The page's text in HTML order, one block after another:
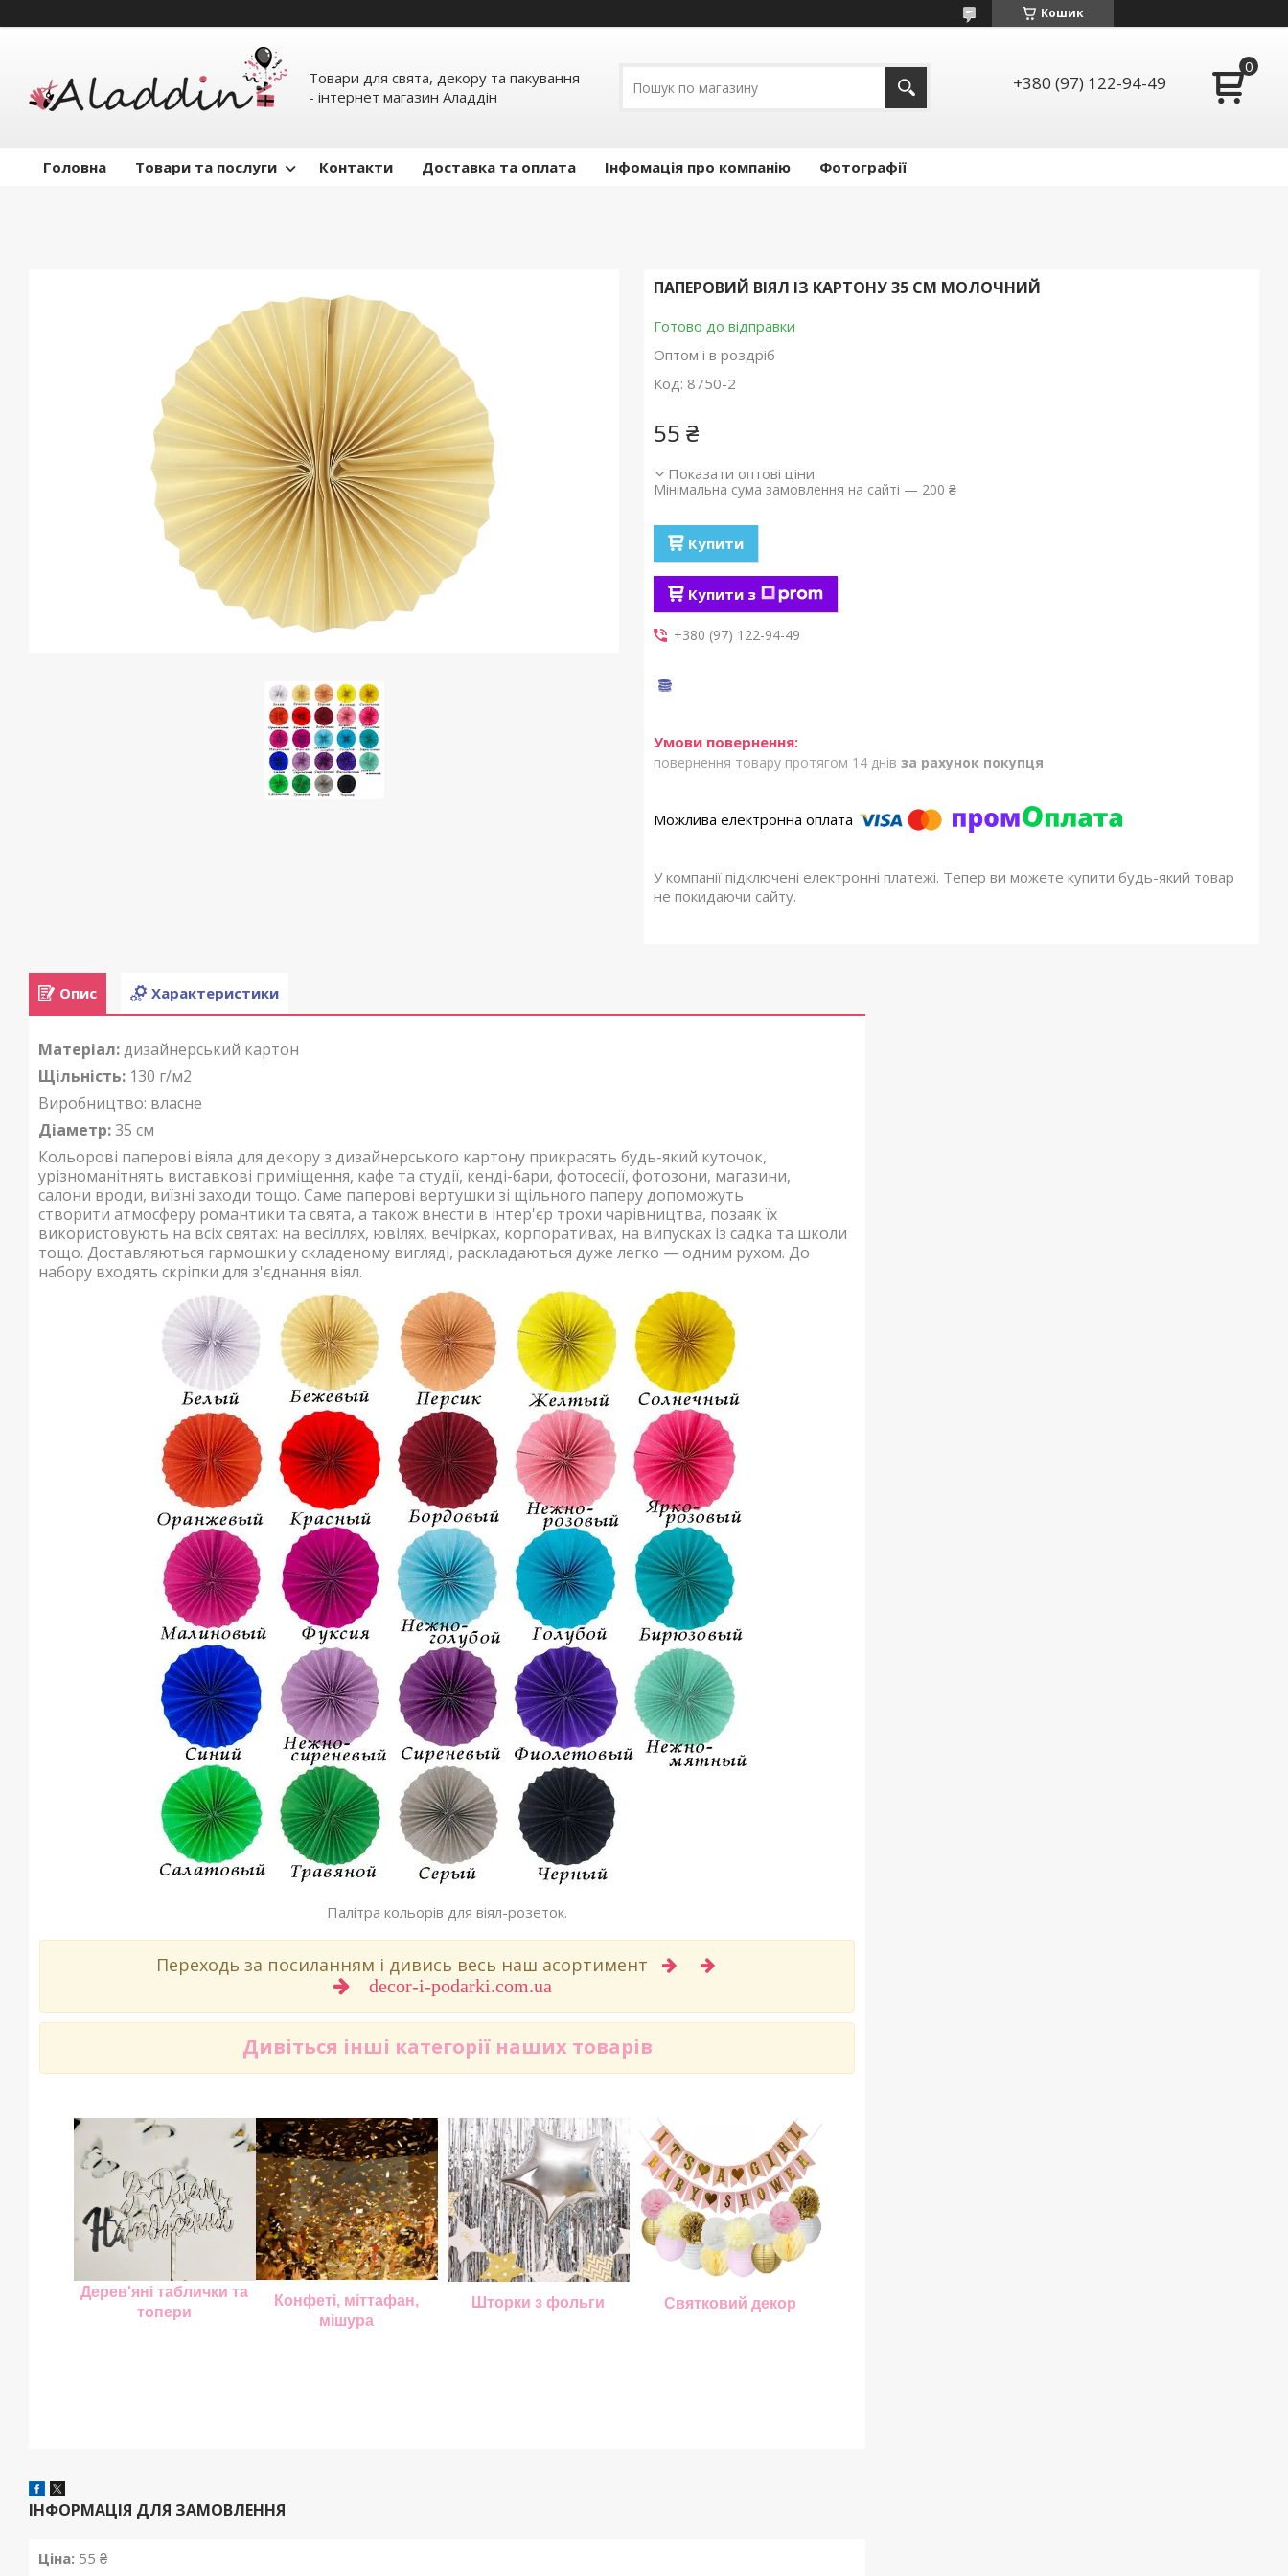
Кошик
Товари для свята, декору та пакування
- інтернет магазин Аладдін
+380 (97) 122-94-49
Головна Товари та послуги Контакти Доставка та оплата Інфомація про компанію Фотографії
ПАПЕРОВИЙ ВІЯЛ ІЗ КАРТОНУ 35 СМ МОЛОЧНИЙ
Готово до відправки
Оптом і в роздріб
Код: 8750-2
55 ₴
Показати оптові ціни
Мінімальна сума замовлення на сайті — 200 ₴
Купити
Купити з
+380 (97) 122-94-49
повернення товару протягом 14 днів за рахунок покупця
У компанії підключені електронні платежі. Тепер ви можете купити будь-який товар
не покидаючи сайту.
Опис Характеристики
Матеріал:дизайнерський картон
Щільність: 130 г/м2
Виробництво: власне
Діаметр:35 см
Кольорові паперові віяла для декору з дизайнерського картону прикрасять будь-який куточок,
урізноманітнять виставкові приміщення, кафе та студії, кенді-бари, фотосесії, фотозони, магазини,
салони вроди, виїзні заходи тощо. Саме паперові вертушки зі щільного паперудопоможуть
створити атмосферу романтики та свята, а також внести в інтер'єр трохи чарівництва, позаяк їх
використовують на всіх святах: на весіллях, ювілях, вечірках, корпоративах, на випусках із садка та школи
тощо. Доставляються гармошки у складеному вигляді, раскладаються дуже легко — одним рухом. До
набору входять скріпки для з'єднання віял.
Палітра кольорів для віял-розеток.
Переходь за посиланням і дивись весь наш асортимент
decor-i-podarki.com.ua
Дивіться інші категорії наших товарів
Дерев'яні таблички та
топери
Конфеті, міттафан,
мішура
Шторки з фольги Святковий декор
ІНФОРМАЦІЯ ДЛЯ ЗАМОВЛЕННЯ
Ціна: 55 ₴